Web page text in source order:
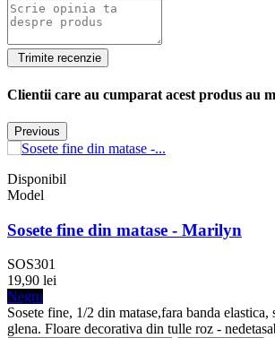
Clientii care au cumparat acest produs au
Previous
Disponibil
Model
Sosete fine din matase - Marilyn
SOS301
19,90 lei
Negru
Sosete fine, 1/2 din matase,fara banda elastica,
glena. Floare decorativa din tulle roz -